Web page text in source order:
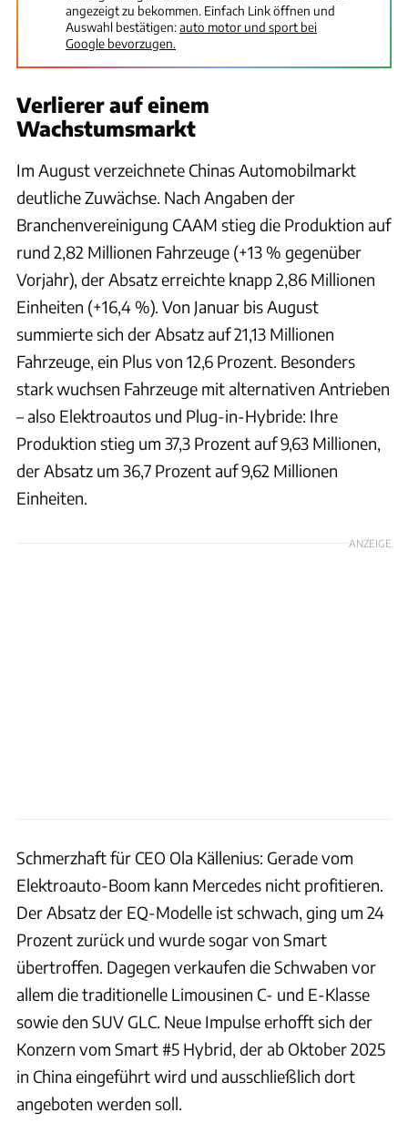
angezeigt zu bekommen. Einfach Link öffnen und
Auswahl bestätigen:auto motor und sport bei
Google bevorzugen.
Verlierer auf einem
Wachstumsmarkt
Im August verzeichnete Chinas Automobilmarkt
deutliche Zuwächse. Nach Angaben der
Branchenvereinigung CAAM stieg die Produktion auf
rund 2,82 Millionen Fahrzeuge (+13 % gegenüber
Vorjahr), der Absatz erreichte knapp 2,86 Millionen
Einheiten (+16,4 %). Von Januar bis August
summierte sich der Absatz auf 21,13 Millionen
Fahrzeuge, ein Plus von 12,6 Prozent. Besonders
stark wuchsen Fahrzeuge mit alternativen Antrieben
– also Elektroautos und Plug-in-Hybride: Ihre
Produktion stieg um 37,3 Prozent auf 9,63 Millionen,
der Absatz um 36,7 Prozent auf 9,62 Millionen
Einheiten.
ANZEIGE
Schmerzhaft für CEO Ola Källenius: Gerade vom
Elektroauto-Boom kann Mercedes nicht profitieren.
Der Absatz der EQ-Modelle ist schwach, ging um 24
Prozent zurück und wurde sogar von Smart
übertroffen. Dagegen verkaufen die Schwaben vor
allem die traditionelle Limousinen C- und E-Klasse
sowie den SUV GLC. Neue Impulse erhofft sich der
Konzern vom Smart #5 Hybrid, der ab Oktober 2025
in China eingeführt wird und ausschließlich dort
angeboten werden soll.